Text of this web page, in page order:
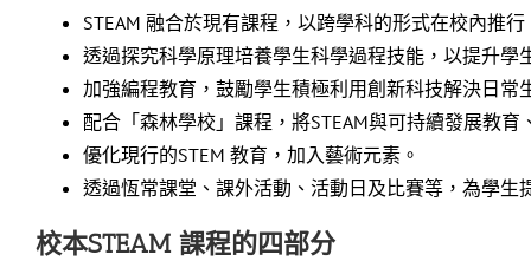
STEAM 融合於現有課程，以跨學科的形式在校內推
透過探究科學原理培養學生科學過程技能，以提升學
加強編程教育，鼓勵學生積極利用創新科技解決日常
配合「森林學校」課程，將STEAM與可持續發展教育
優化現行的STEM 教育，加入藝術元素。
透過恆常課堂、課外活動、活動日及比賽等，為學生
校本STEAM 課程的四部分